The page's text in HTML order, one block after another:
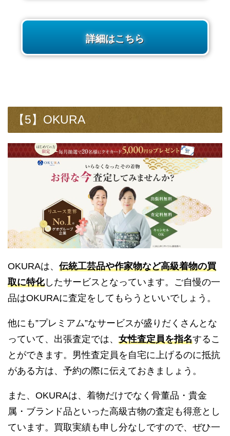
詳細はこちら
【5】OKURA
OKURAは、 伝統工芸品や作家物など高級着物の買
取に特化したサービスとなっています。ご自慢の一
品はOKURAに査定をしてもらうといいでしょう。
他にも”プレミアム”なサービスが盛りだくさんとな
っていて、出張査定では、 女性査定員を指名するこ
とができます。男性査定員を自宅に上げるのに抵抗
がある方は、予約の際に伝えておきましょう。
また、OKURAは、着物だけでなく骨董品・貴金
属・ブランド品といった高級古物の査定も得意とし
ています。買取実績も申し分なしですので、ぜひ一